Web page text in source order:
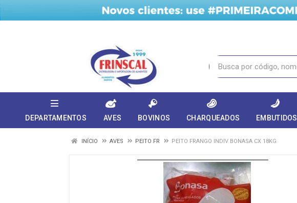
DEPARTAMENTOS AVES BOVINOS CHARQUEADOS EMBUTIDOS
INÍCIO AVES PEITO FR PEITO FRANGO INDIV BONASA CX 18KG